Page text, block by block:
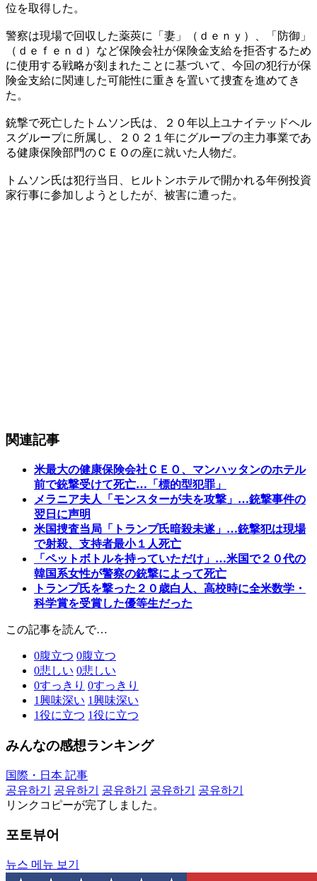
位を取得した。
警察は現場で回収した薬莢に「妻」（ｄｅｎｙ）、「防御」
（ｄｅｆｅｎｄ）など保険会社が保険金支給を拒否するため
に使用する戦略が刻まれたことに基づいて、今回の犯行が保
険金支給に関連した可能性に重きを置いて捜査を進めてき
た。
銃撃で死亡したトムソン氏は、２０年以上ユナイテッドヘル
スグループに所属し、２０２１年にグループの主力事業であ
る健康保険部門のＣＥＯの座に就いた人物だ。
トムソン氏は犯行当日、ヒルトンホテルで開かれる年例投資
家行事に参加しようとしたが、被害に遭った。
関連記事
米最大の健康保険会社ＣＥＯ、マンハッタンのホテル
前で銃撃受けて死亡…「標的型犯罪」
メラニア夫人「モンスターが夫を攻撃」…銃撃事件の
翌日に声明
米国捜査当局「トランプ氏暗殺未遂」…銃撃犯は現場
で射殺、支持者最小１人死亡
「ペットボトルを持っていただけ」…米国で２０代の
韓国系女性が警察の銃撃によって死亡
トランプ氏を撃った２０歳白人、高校時に全米数学・
科学賞を受賞した優等生だった
この記事を読んで…
0腹立つ 0腹立つ
0悲しい 0悲しい
0すっきり 0すっきり
1興味深い 1興味深い
1役に立つ 1役に立つ
みんなの感想ランキング
国際・日本 記事
공유하기
공유하기 공유하기 공유하기
공유하기
リンクコピーが完了しました。
포토뷰어
뉴스 메뉴 보기